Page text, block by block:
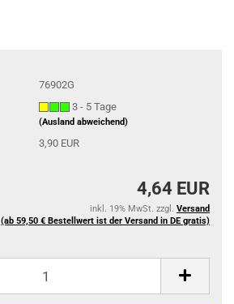
76902G
3 - 5 Tage
(Ausland abweichend)
3,90 EUR
4,64 EUR
inkl. 19% MwSt. zzgl. Versand
(ab 59,50 € Bestellwert ist der Versand in DE gratis)